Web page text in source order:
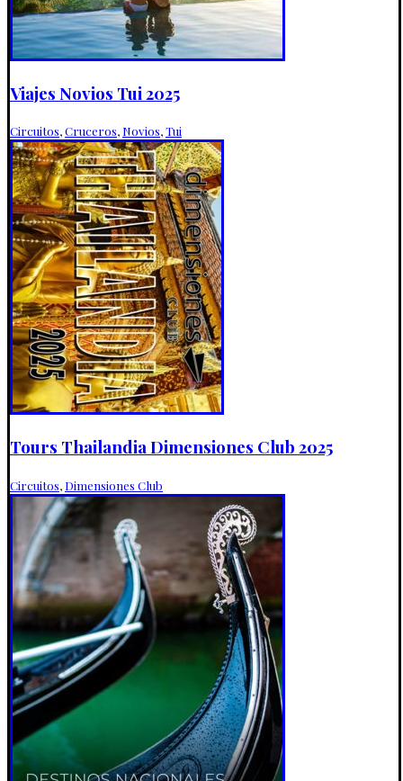
Viajes Novios Tui 2025
Circuitos,Cruceros, Novios,Tui
Tours Thailandia Dimensiones Club 2025
Circuitos, Dimensiones Club